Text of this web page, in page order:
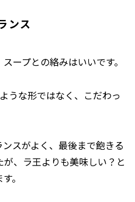
ンス
ープとの絡みはいいです。
うな形ではなく、こだわっ
スがよく、最後まで飽きる
、ラ王よりも美味しい？と
。